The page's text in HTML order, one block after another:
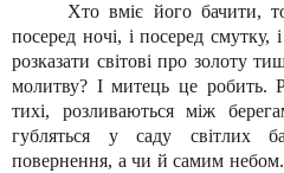
Хто вміє його бачити,
посеред ночі, і посеред
розказати світові про золоту
молитву? І митець це робить.
тихі, розливаються між
губляться у саду світлих
повернення, а чи й самим